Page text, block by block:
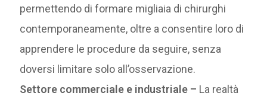
permettendo di formare migliaia di chirurghi
contemporaneamente, oltre a consentire loro di
apprendere le procedure da seguire, senza
doversi limitare solo all’osservazione.
Settore commerciale e industriale – La realtà